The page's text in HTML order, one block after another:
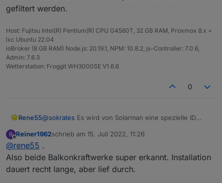
gefiltert werden.
Host: Fujitsu Intel(R) Pentium(R) CPU G4560T, 32 GB RAM, Proxmox 8.x +
lxc Ubuntu 22.04
ioBroker (8 GB RAM) Node.js: 20.19.1, NPM: 10.8.2, js-Controller: 7.0.6,
Admin: 7.6.3
Wetterstation: Froggit WH3000SE V1.6.6
0
Rene55@sokrates Es wird von Solarman eine spezielle ID
der Solarman-App bzw. der eingesandten eMail
generiert. Möglicherweise noch etwas warten und
den Spam-Ordner kontrollieren. Kann sein, das Mails
aus .cn gefiltert werden.
R
Offline
Reiner1962schrieb am 15. Juli 2022, 11:26
zuletzt editiert von
@rene55 .
Also beide Balkonkraftwerke super erkannt. Installation
dauert recht lange, aber lief durch.